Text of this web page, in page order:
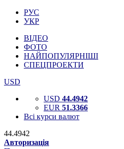
РУС
УКР
ВІДЕО
ФОТО
НАЙПОПУЛЯРНІШІ
СПЕЦПРОЕКТИ
USD
USD 44.4942
EUR 51.3366
Всі курси валют
44.4942
Авторизація